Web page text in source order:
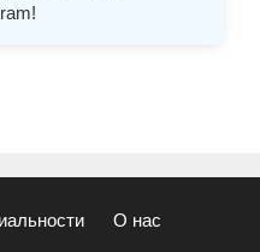
О нас